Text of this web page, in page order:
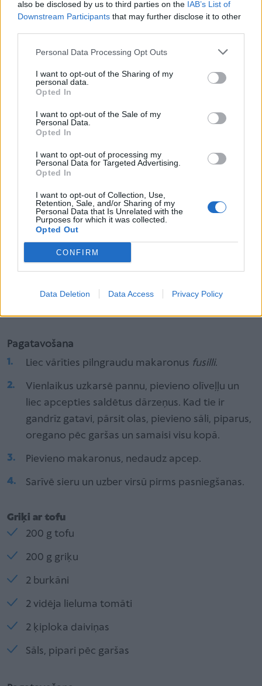
also be disclosed by us to third parties on the IAB’s List of
Downstream Participants that may further disclose it to other
Personal Data Processing Opt Outs
I want to opt-out of the Sharing of my
personal data.
Opted In
I want to opt-out of the Sale of my
Personal Data.
Opted In
I want to opt-out of processing my
Personal Data for Targeted Advertising.
Opted In
I want to opt-out of Collection, Use,
Retention, Sale, and/or Sharing of my
Personal Data that Is Unrelated with the
Purposes for which it was collected.
Opted Out
CONFIRM
Data Deletion Data Access Privacy Policy
Skumbrijas noskalo un izķidā, iezied ar olīveļļu,
uzber nedaudz sāls un piparu. Citronu sagriez
uz pannas no abām pusēm, līdz tā gatava.
Uzvāri ūdeni un pievieno kvinoju, sāli un citrona
šķēli vārīšanas procesā.
Pasniedz skumbriju ar kvinoju.
Pilngraudu makaroni ar olu un dārzeņiem
200 g pilngraudu makaronu
4 olas
1 mocarella
Saldēto dārzeņu maisījums
Pagatavošana
Liec vārīties pilngraudu makaronus fusilli.
Vienlaikus uzkarsē pannu, pievieno olīveļļu un
liec apcepties saldētus dārzeņus. Kad tie ir
gandrīz gatavi, pārsit olas, pievieno sāli, piparus,
oregano pēc garšas un samaisi visu kopā.
Pievieno makaronus, nedaudz apcep.
Sarīvē sieru un uzber virsū pirms pasniegšanas.
Griķi ar tofu
200 g tofu
200 g griķu
2 burkāni
2 vidēja lieluma tomāti
2 ķiploka daiviņas
Sāls, pipari pēc garšas